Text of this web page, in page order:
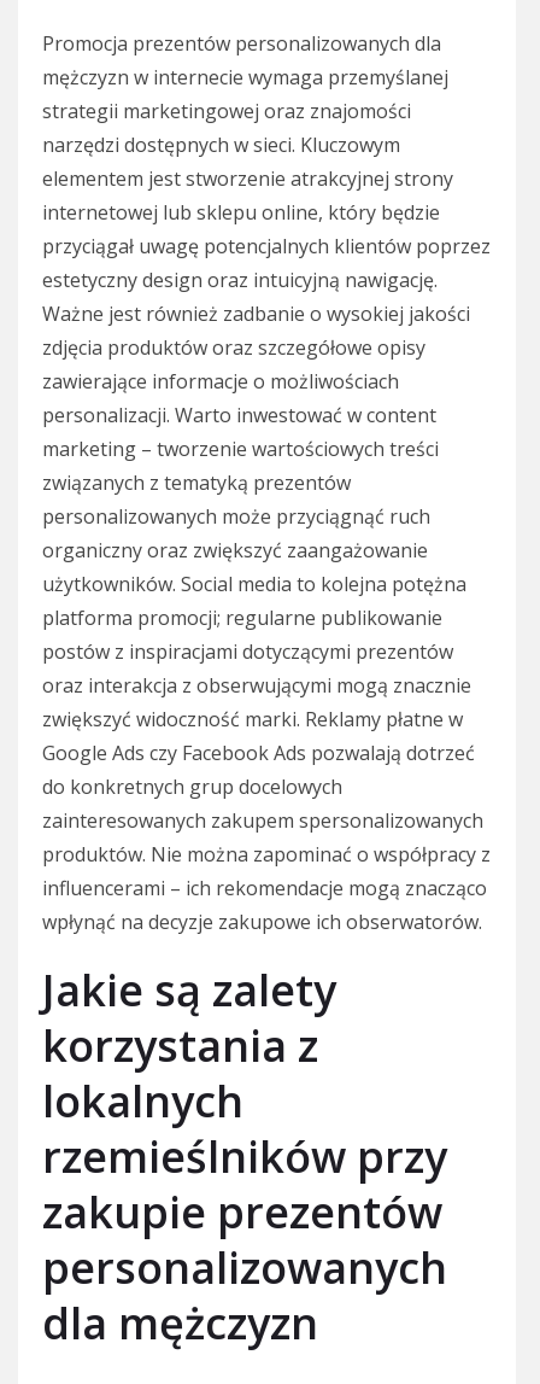
Promocja prezentów personalizowanych dla
mężczyzn w internecie wymaga przemyślanej
strategii marketingowej oraz znajomości
narzędzi dostępnych w sieci. Kluczowym
elementem jest stworzenie atrakcyjnej strony
internetowej lub sklepu online, który będzie
przyciągał uwagę potencjalnych klientów poprzez
estetyczny design oraz intuicyjną nawigację.
Ważne jest również zadbanie o wysokiej jakości
zdjęcia produktów oraz szczegółowe opisy
zawierające informacje o możliwościach
personalizacji. Warto inwestować w content
marketing – tworzenie wartościowych treści
związanych z tematyką prezentów
personalizowanych może przyciągnąć ruch
organiczny oraz zwiększyć zaangażowanie
użytkowników. Social media to kolejna potężna
platforma promocji; regularne publikowanie
postów z inspiracjami dotyczącymi prezentów
oraz interakcja z obserwującymi mogą znacznie
zwiększyć widoczność marki. Reklamy płatne w
Google Ads czy Facebook Ads pozwalają dotrzeć
do konkretnych grup docelowych
zainteresowanych zakupem spersonalizowanych
produktów. Nie można zapominać o współpracy z
influencerami – ich rekomendacje mogą znacząco
wpłynąć na decyzje zakupowe ich obserwatorów.
Jakie są zalety
korzystania z
lokalnych
rzemieślników przy
zakupie prezentów
personalizowanych
dla mężczyzn